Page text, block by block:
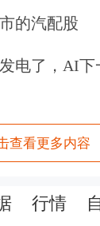
的汽配股
电了，AI
查看更多内容
行情